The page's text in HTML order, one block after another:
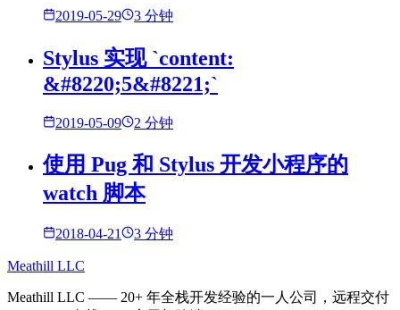
2019-05-29 3 分钟
Stylus 实现 `content:
&#8220;5&#8221;`
2019-05-09 2 分钟
使用 Pug 和 Stylus 开发小程序的
watch 脚本
2018-04-21 3 分钟
Meathill LLC
Meathill LLC —— 20+ 年全栈开发经验的一人公司，远程交付